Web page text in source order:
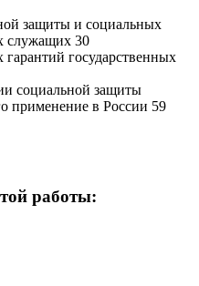
защиты и социальных
служащих 30
государственных
социальной защиты
применение в России 59
работы: